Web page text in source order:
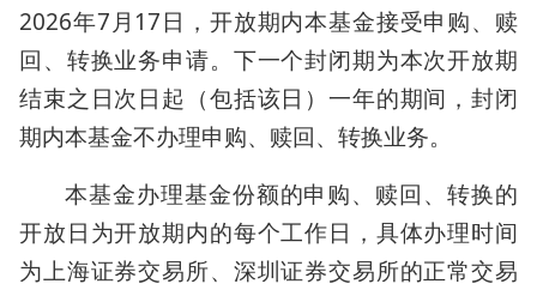
2026年7月17日，开放期内本基金接受申购、赎
回、转换业务申请。下一个封闭期为本次开放期
结束之日次日起（包括该日）一年的期间，封闭
期内本基金不办理申购、赎回、转换业务。
本基金办理基金份额的申购、赎回、转换的
开放日为开放期内的每个工作日，具体办理时间
为上海证券交易所、深圳证券交易所的正常交易